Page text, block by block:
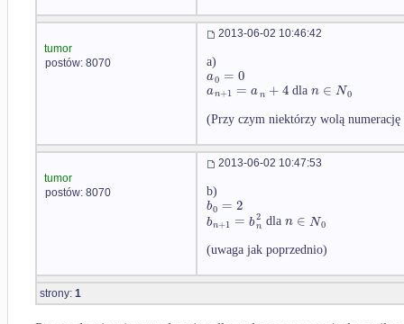
tumor
postów: 8070
2013-06-02 10:46:42
a)
a0 = 0
an+1 = an +4 dlan ∈ N0
(Przy czym niektórzy wolą
tumor
postów: 8070
2013-06-02 10:47:53
b)
b0 = 2
bn+1 = b2
n dlan ∈ N0
(uwaga jak poprzednio)
strony: 1